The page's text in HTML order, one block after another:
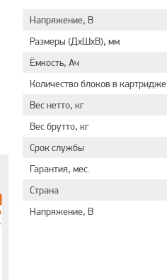
Напряжение, В
Размеры (ДхШхВ), мм
Ёмкость, Ач
Количество блоков в картридже
Вес нетто, кг
Вес брутто, кг
Срок службы
Гарантия, мес.
Страна
Напряжение, В